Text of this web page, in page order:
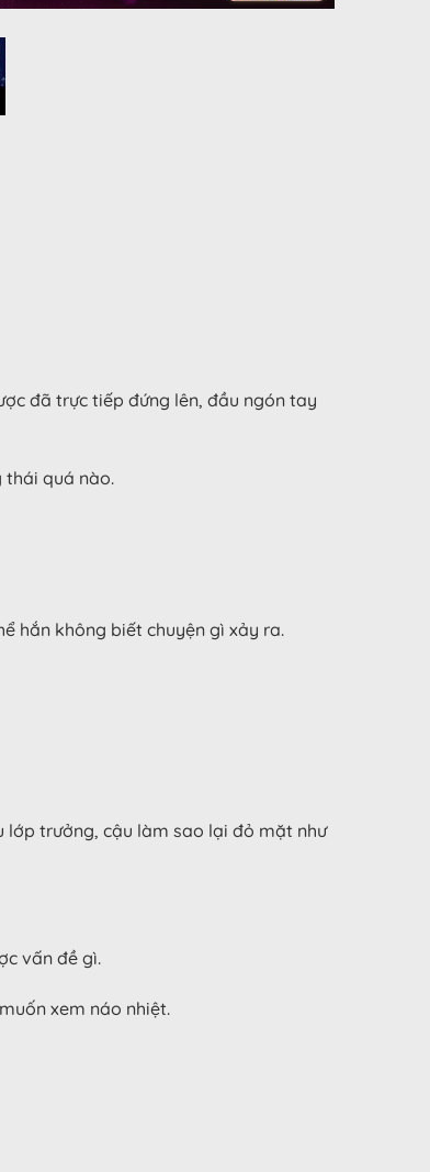
đã trực tiếp đứng lên, đầu ngón tay
thái quá nào.
hắn không biết chuyện gì xảy ra.
lớp trưởng, cậu làm sao lại đỏ mặt như
vấn đề gì.
xem náo nhiệt.